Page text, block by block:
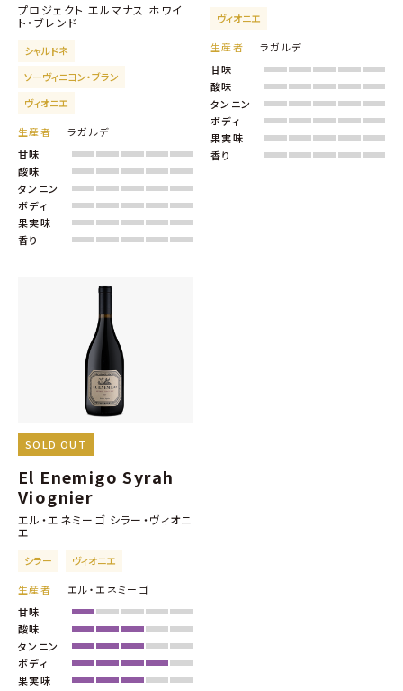
プロジェクト エルマナス ホワイ
ト・ブレンド
シャルドネ
ソーヴィニヨン・ブラン
ヴィオニエ
生産者
ラガルデ
甘味
酸味
タンニン
ボディ
果実味
香り
ヴィオニエ
生産者
ラガルデ
甘味
酸味
タンニン
ボディ
果実味
香り
SOLD OUT
El Enemigo Syrah
Viognier
エル・エネミーゴ シラー・ヴィオニ
エ
シラー
ヴィオニエ
生産者
エル・エネミーゴ
甘味
酸味
タンニン
ボディ
果実味